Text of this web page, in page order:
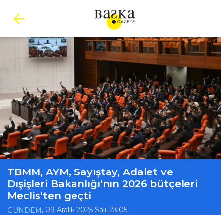
TBMM, AYM, Sayıştay, Adalet ve
Dışişleri Bakanlığı'nın 2026 bütçeleri
Meclis'ten geçti
GÜNDEM, 09 Aralık 2025 Salı, 23:05